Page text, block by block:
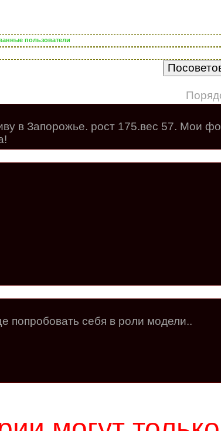
пользователи
в Запорожье. рост 175.вес 57. Мои
попробовать себя в роли модели..